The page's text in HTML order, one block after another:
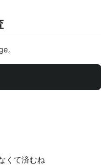
。
くて済むね